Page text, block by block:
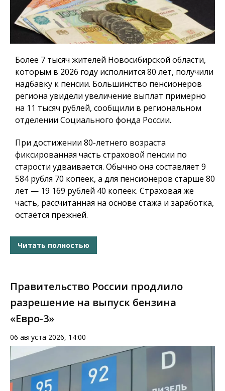
Более 7 тысяч жителей Новосибирской области,
которым в 2026 году исполнится 80 лет, получили
надбавку к пенсии. Большинство пенсионеров
региона увидели увеличение выплат примерно
на 11 тысяч рублей, сообщили в региональном
отделении Социального фонда России.
При достижении 80-летнего возраста
фиксированная часть страховой пенсии по
старости удваивается. Обычно она составляет 9
584 рубля 70 копеек, а для пенсионеров старше 80
лет — 19 169 рублей 40 копеек. Страховая же
часть, рассчитанная на основе стажа и заработка,
остаётся прежней.
Читать полностью
Правительство России продлило
разрешение на выпуск бензина
«Евро-3»
06 августа 2026, 14:00